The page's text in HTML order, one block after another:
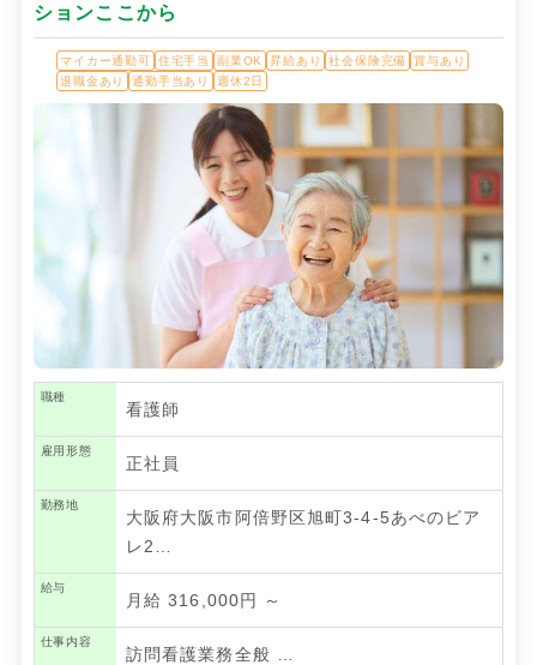
ションここから
マイカー通勤可 住宅手当 副業OK 昇給あり 社会保険完備
賞与あり
退職金あり
通勤手当あり 週休2日
職種
看護師
雇用形態
正社員
勤務地
大阪府大阪市阿倍野区旭町3-4-5あべのビア
レ2…
給与
月給 316,000円 ～
仕事内容
訪問看護業務全般